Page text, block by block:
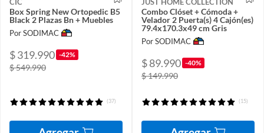
CIC
Box Spring New Ortopedic B5
Black 2 Plazas Bn + Muebles
Por SODIMAC
$ 319.990 -42%
$ 549.990
(37)
JUST HOME COLLECTION
Combo Clóset + Cómoda +
Velador 2 Puerta(s) 4 Cajón(es)
79.4x170.3x49 cm Gris
Por SODIMAC
$ 89.990 -40%
$ 149.990
(15)